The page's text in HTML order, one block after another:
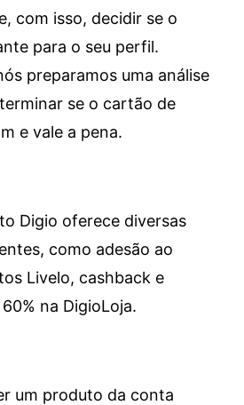
com isso, decidir se o
para o seu perfil.
preparamos uma análise
se o cartão de
e vale a pena.
Digio oferece diversas
como adesão ao
Livelo, cashback e
na DigioLoja.
um produto da conta